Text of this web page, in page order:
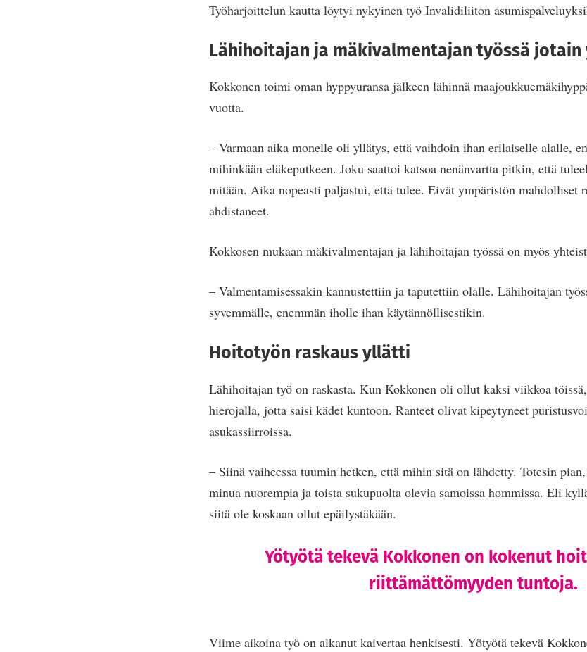
Työharjoittelun kautta löytyi nykyinen työ Invalidiliiton
Lähihoitajan ja mäkivalmentajan työssä
Kokkonen toimi oman hyppyuransa jälkeen lähinnä
vuotta.
– Varmaan aika monelle oli yllätys, että vaihdoin ihan erilaiselle alalle,
mihinkään eläkeputkeen. Joku saattoi katsoa nenänvartta pitkin, että
mitään. Aika nopeasti paljastui, että tulee. Eivät ympäristön mahdolliset
ahdistaneet.
Kokkosen mukaan mäkivalmentajan ja lähihoitajan työssä on myös
– Valmentamisessakin kannustettiin ja taputettiin olalle. Lähihoitajan
syvemmälle, enemmän iholle ihan käytännöllisestikin.
Hoitotyön raskaus yllätti
Lähihoitajan työ on raskasta. Kun Kokkonen oli ollut kaksi viikkoa
hierojalla, jotta saisi kädet kuntoon. Ranteet olivat kipeytyneet
asukassiirroissa.
– Siinä vaiheessa tuumin hetken, että mihin sitä on lähdetty. Totesin
minua nuorempia ja toista sukupuolta olevia samoissa hommissa. Eli
siitä ole koskaan ollut epäilystäkään.
Yötyötä tekevä Kokkonen on kokenut
riittämättömyyden tuntoja.
Viime aikoina työ on alkanut kaivertaa henkisesti. Yötyötä tekevä